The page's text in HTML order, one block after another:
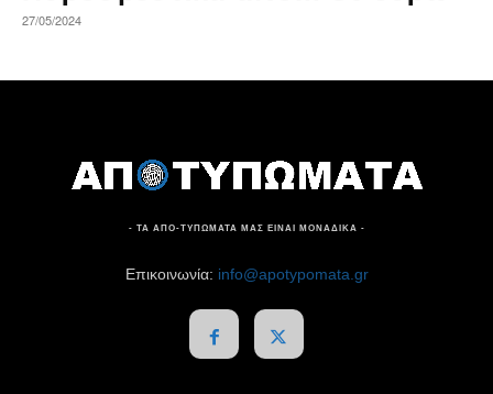
27/05/2024
- ΤΑ ΑΠΟ-ΤΥΠΩΜΑΤΑ ΜΑΣ ΕΙΝΑΙ ΜΟΝΑΔΙΚΑ -
Επικοινωνία: info@apotypomata.gr